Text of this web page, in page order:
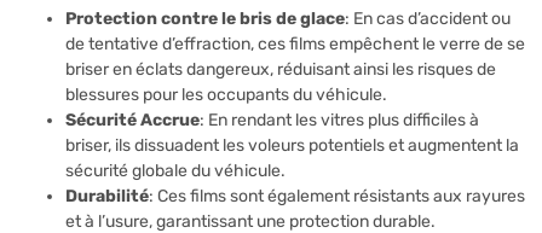
Protection contre le bris de glace: En cas d’accident ou
de tentative d’effraction, ces films empêchent le verre de se
briser en éclats dangereux, réduisant ainsi les risques de
blessures pour les occupants du véhicule.
Sécurité Accrue: En rendant les vitres plus difficiles à
briser, ils dissuadent les voleurs potentiels et augmentent la
sécurité globale du véhicule.
Durabilité: Ces films sont également résistants aux rayures
et à l’usure, garantissant une protection durable.